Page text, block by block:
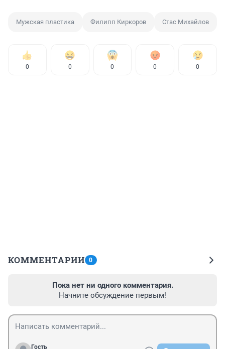
Мужская пластика Филипп Киркоров Стас Михайлов
0 0 0 0 0
КОММЕНТАРИИ 0
Пока нет ни одного комментария.
Начните обсуждение первым!
Гость